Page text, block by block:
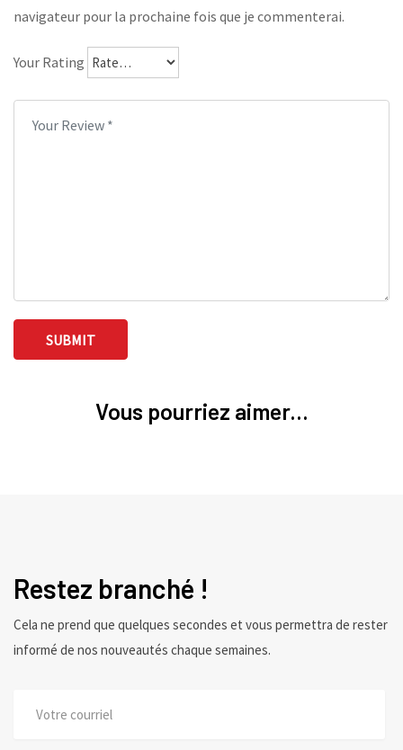
navigateur pour la prochaine fois que je commenterai.
Your Rating
Vous pourriez aimer...
Restez branché !
Cela ne prend que quelques secondes et vous permettra de rester
informé de nos nouveautés chaque semaines.